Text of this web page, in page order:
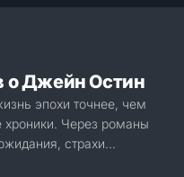
о Джейн Остин
эпохи точнее, чем
Через романы
страхи...